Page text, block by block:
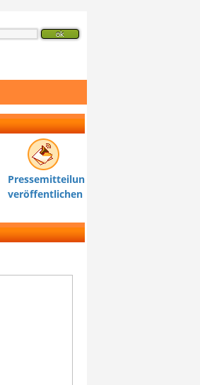
Pressemitteilung
veröffentlichen